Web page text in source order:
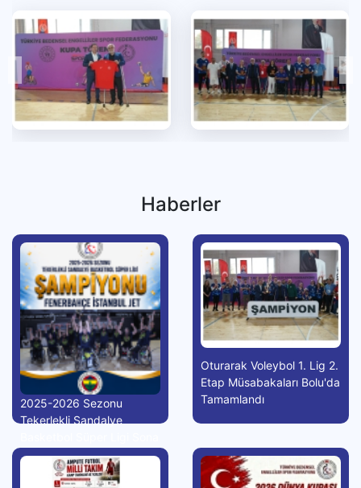
Haberler
2025-2026 Sezonu
Tekerlekli Sandalye
Erdi
Oturarak Voleybol 1. Lig 2.
Etap Müsabakaları Bolu'da
Tamamlandı